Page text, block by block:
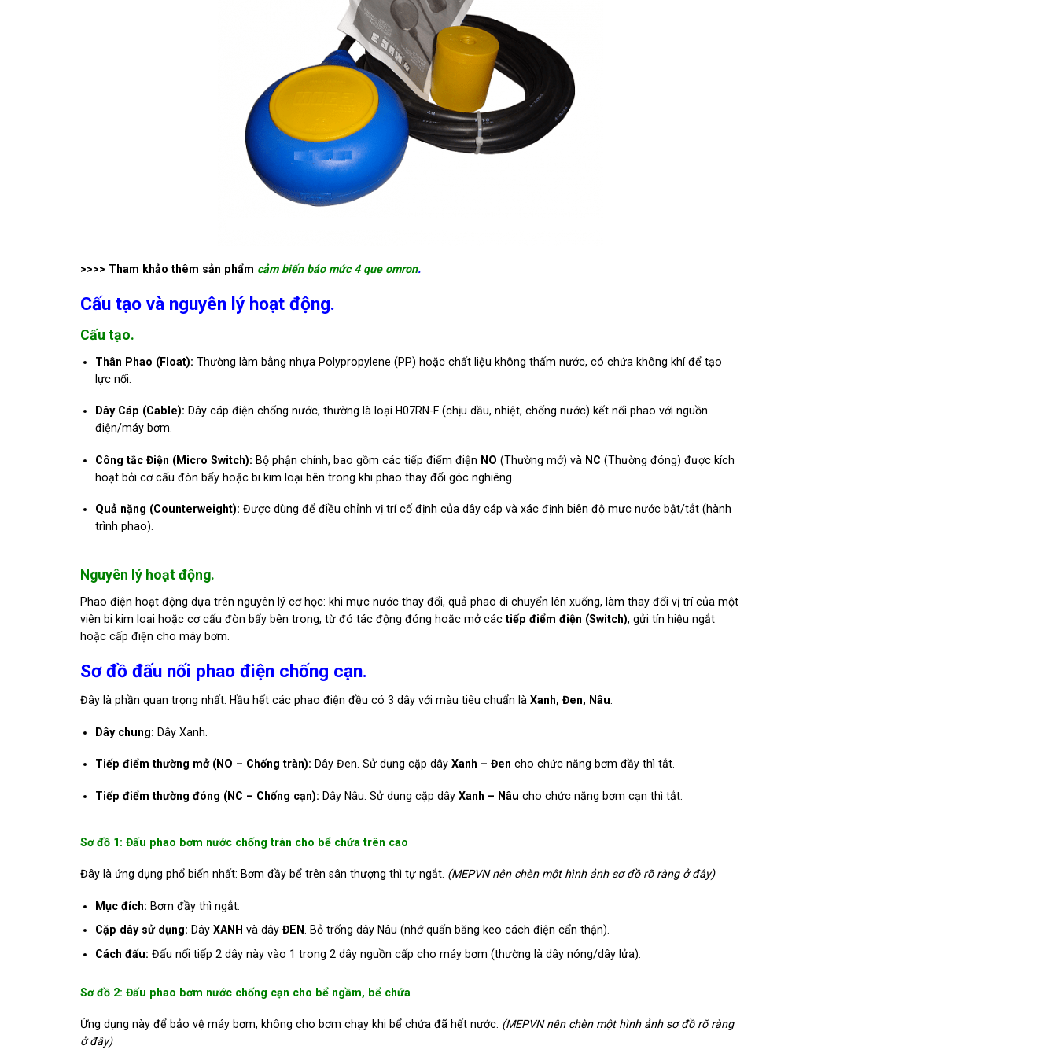
>>>> Tham khảo thêm sản phẩm cảm biến báo mức 4 que omron.
Cấu tạo và nguyên lý hoạt động.
Cấu tạo.
Thân Phao (Float): Thường làm bằng nhựa Polypropylene (PP) hoặc chất liệu không thấm nước, có chứa không khí để tạo
lực nổi.
Dây Cáp (Cable): Dây cáp điện chống nước, thường là loại H07RN-F (chịu dầu, nhiệt, chống nước) kết nối phao với nguồn
điện/máy bơm.
Công tắc Điện (Micro Switch): Bộ phận chính, bao gồm các tiếp điểm điện NO (Thường mở) và NC (Thường đóng) được kích
hoạt bởi cơ cấu đòn bẩy hoặc bi kim loại bên trong khi phao thay đổi góc nghiêng.
Quả nặng (Counterweight): Được dùng để điều chỉnh vị trí cố định của dây cáp và xác định biên độ mực nước bật/tắt (hành
trình phao).
Nguyên lý hoạt động.
Phao điện hoạt động dựa trên nguyên lý cơ học: khi mực nước thay đổi, quả phao di chuyển lên xuống, làm thay đổi vị trí của một
viên bi kim loại hoặc cơ cấu đòn bẩy bên trong, từ đó tác động đóng hoặc mở cáctiếp điểm điện (Switch), gửi tín hiệu ngắt
hoặc cấp điện cho máy bơm.
Sơ đồ đấu nối phao điện chống cạn.
Đây là phần quan trọng nhất. Hầu hết các phao điện đều có 3 dây với màu tiêu chuẩn là Xanh, Đen, Nâu
Dây chung: Dây Xanh.
Tiếp điểm thường mở (NO – Chống tràn): Dây Đen. Sử dụng cặp dây Xanh – Đen cho chức năng bơm đầy thì tắt.
Tiếp điểm thường đóng (NC – Chống cạn): Dây Nâu. Sử dụng cặp dây Xanh – Nâu cho chức năng bơm cạn thì tắt.
Sơ đồ 1: Đấu phao bơm nước chống tràn cho bể chứa trên cao
Đây là ứng dụng phổ biến nhất: Bơm đầy bể trên sân thượng thì tự ngắt. (MEPVN nên chèn một hình ảnh sơ đồ rõ ràng ở đây)
Mục đích: Bơm đầy thì ngắt.
Cặp dây sử dụng: Dây XANH và dây ĐEN
. Bỏ trống dây Nâu (nhớ quấn băng keo cách điện cẩn thận).
Cách đấu: Đấu nối tiếp 2 dây này vào 1 trong 2 dây nguồn cấp cho máy bơm (thường là dây nóng/dây lửa).
Sơ đồ 2: Đấu phao bơm nước chống cạn cho bể ngầm, bể chứa
Ứng dụng này để bảo vệ máy bơm, không cho bơm chạy khi bể chứa đã hết nước. (MEPVN nên chèn một hình ảnh sơ đồ rõ ràng
ở đây)